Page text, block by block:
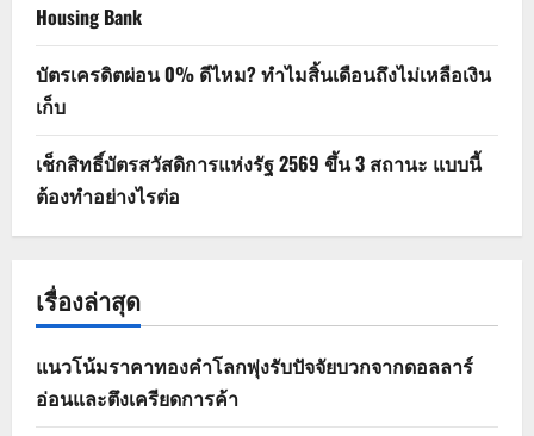
Housing Bank
บัตรเครดิตผ่อน 0% ดีไหม? ทำไมสิ้นเดือนถึงไม่เหลือเงิน
เก็บ
เช็กสิทธิ์บัตรสวัสดิการแห่งรัฐ 2569 ขึ้น 3 สถานะ แบบนี้
ต้องทำอย่างไรต่อ
เรื่องล่าสุด
แนวโน้มราคาทองคำโลกพุ่งรับปัจจัยบวกจากดอลลาร์
อ่อนและตึงเครียดการค้า